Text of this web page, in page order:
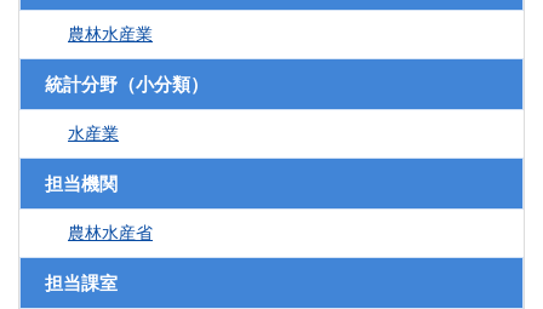
農林水産業
統計分野（小分類）
水産業
担当機関
農林水産省
担当課室